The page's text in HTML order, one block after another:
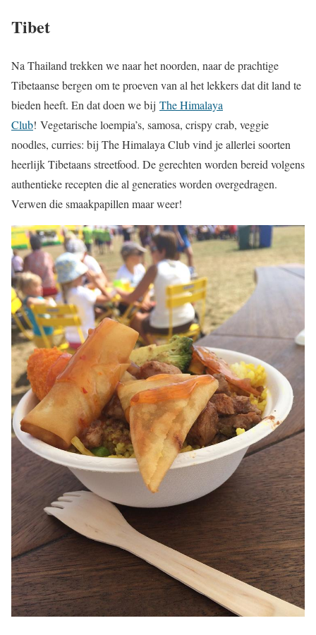
Tibet
Na Thailand trekken we naar het noorden, naar de prachtige
Tibetaanse bergen om te proeven van al het lekkers dat dit land te
bieden heeft. En dat doen we bij The Himalaya
Club! Vegetarische loempia’s, samosa, crispy crab, veggie
noodles, curries: bij The Himalaya Club vind je allerlei soorten
heerlijk Tibetaans streetfood. De gerechten worden bereid volgens
authentieke recepten die al generaties worden overgedragen.
Verwen die smaakpapillen maar weer!